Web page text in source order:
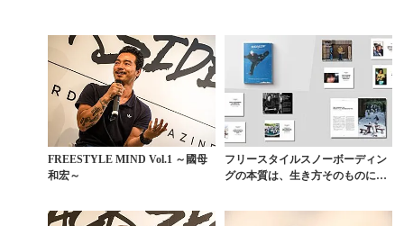
FREESTYLE MIND Vol.1 ～國母
和宏～
フリースタイルスノーボーディン
グの本質は、生き方そのものにあ